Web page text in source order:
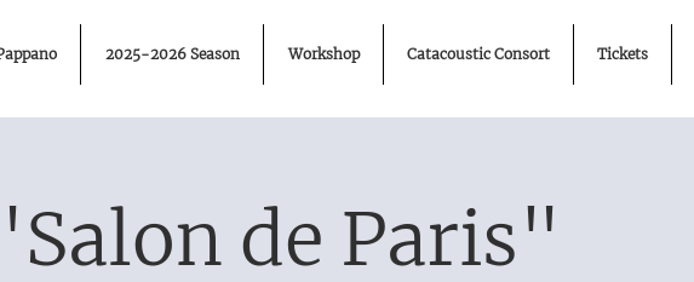
de Paris"
2025-2026 Season Workshop Catacoustic Consort Tickets